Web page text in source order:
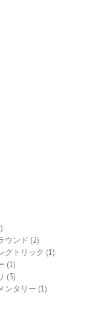
ウンド (2)
グトリック (1)
(1)
(3)
ンタリー (1)